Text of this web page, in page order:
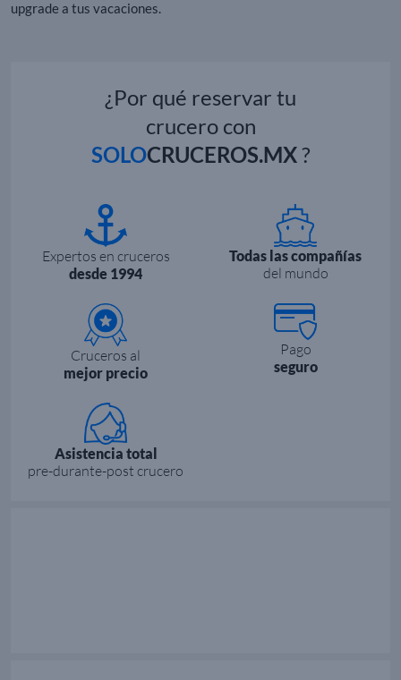
upgrade a tus vacaciones.
¿Por qué reservar tu
crucero con
SOLOCRUCEROS.MX?
Expertos en cruceros
desde 1994
Todas las compañías
del mundo
Cruceros al
mejor precio
Pago
seguro
Asistencia total
pre-durante-post crucero